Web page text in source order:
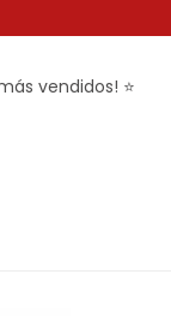
vendidos! ⭐